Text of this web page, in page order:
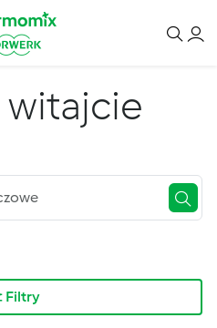
witajcie
Filtry